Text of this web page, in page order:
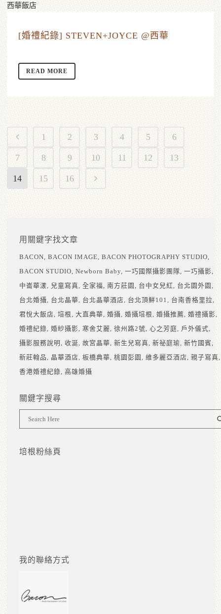
[婚禮紀錄] STEVEN+JOYCE @西華
READ MORE
1 2 3 4 5 6
7 8 9 10 11 12 13
14 15 16
用關鍵字找文章
BACON BACON IMAGE BACON PHOTOGRAPHY STUDIO
BACON STUDIO Newborn Baby 一巧國際攝影團隊 一巧攝影
中崙華漾
兒童寫真 全家福 南方莊園 台中女兒紅
台北園外園
台北婚攝
台北晶華 台北晶華酒店 台北頂鮮101
台南香格里拉
君悅大飯店 培根 大直典華 婚攝 婚攝培根 婚攝推薦 婚禮攝影
婚禮紀錄 婚紗攝影 寒舍艾麗 徐州路2號 心之芳庭
戶外儀式
攝影服務說明
收涎 故宮晶華 新生兒寫真 新祕庭瑜 新竹國賓
新莊翰品
晶華酒店 板橋典華 桃園彭園 維多麗亞酒店 親子寫真
香港婚禮紀錄 高雄婚攝
關鍵字搜尋
培根粉絲頁
我的聯絡方式